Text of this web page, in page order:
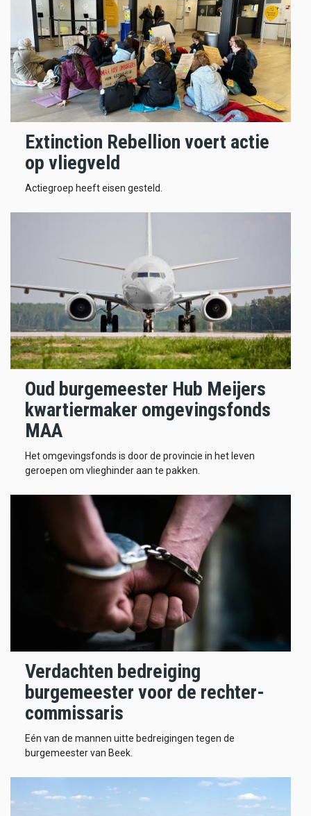
Extinction Rebellion voert actie
op vliegveld
Actiegroep heeft eisen gesteld.
Oud burgemeester Hub Meijers
kwartiermaker omgevingsfonds
MAA
Het omgevingsfonds is door de provincie in het leven
geroepen om vlieghinder aan te pakken.
Verdachten bedreiging
burgemeester voor de rechter-
commissaris
Eén van de mannen uitte bedreigingen tegen de
burgemeester van Beek.